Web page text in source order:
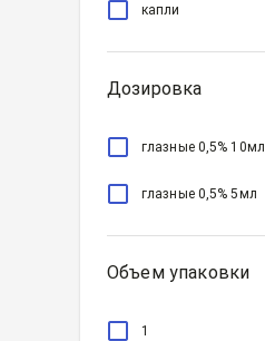
капли
Дозировка
глазные 0,5% 10мл
глазные 0,5% 5мл
Объем упаковки
1